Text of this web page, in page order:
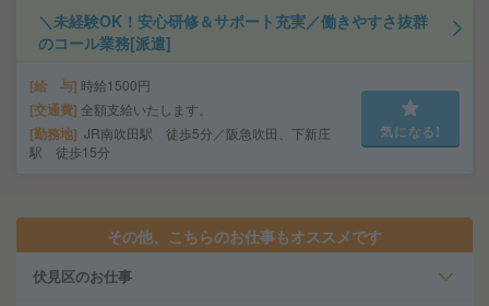
＼未経験OK！安心研修＆サポート充実／働きやすさ抜群
のコール業務[派遣]
給 与 時給1500円
交通費 全額支給いたします。
勤務地 JR南吹田駅 徒歩5分／阪急吹田、下新庄
駅 徒歩15分
気になる!
その他、こちらのお仕事もオススメです
伏見区のお仕事